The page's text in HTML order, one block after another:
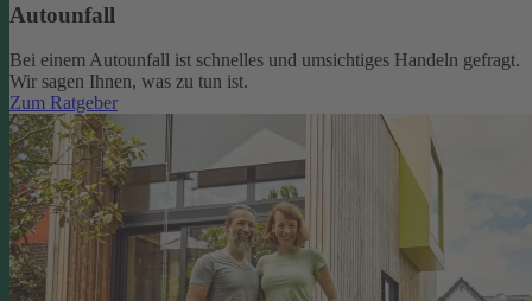
Autounfall
Bei einem Autounfall ist schnelles und umsichtiges Handeln gefragt.
Wir sagen Ihnen, was zu tun ist.
Zum Ratgeber